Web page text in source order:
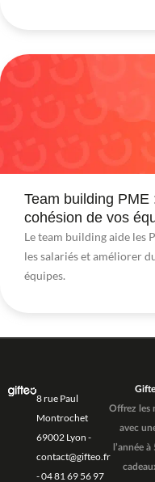
Team building
cohésion de vos
Le team building aide les
les salariés et améliorer
équipes.
8 rue Paul
Montrochet
69002 Lyon -
contact@gifteo.fr
- 04 81 69 56 97
Offrez les
avec
l’année